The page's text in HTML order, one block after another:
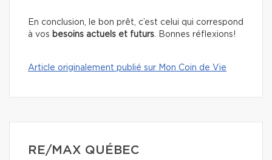
En conclusion, le bon prêt, c’est celui qui correspond
à vos besoins actuels et futurs. Bonnes réflexions!
Article originalement publié sur Mon Coin de Vie
RE/MAX QUÉBEC